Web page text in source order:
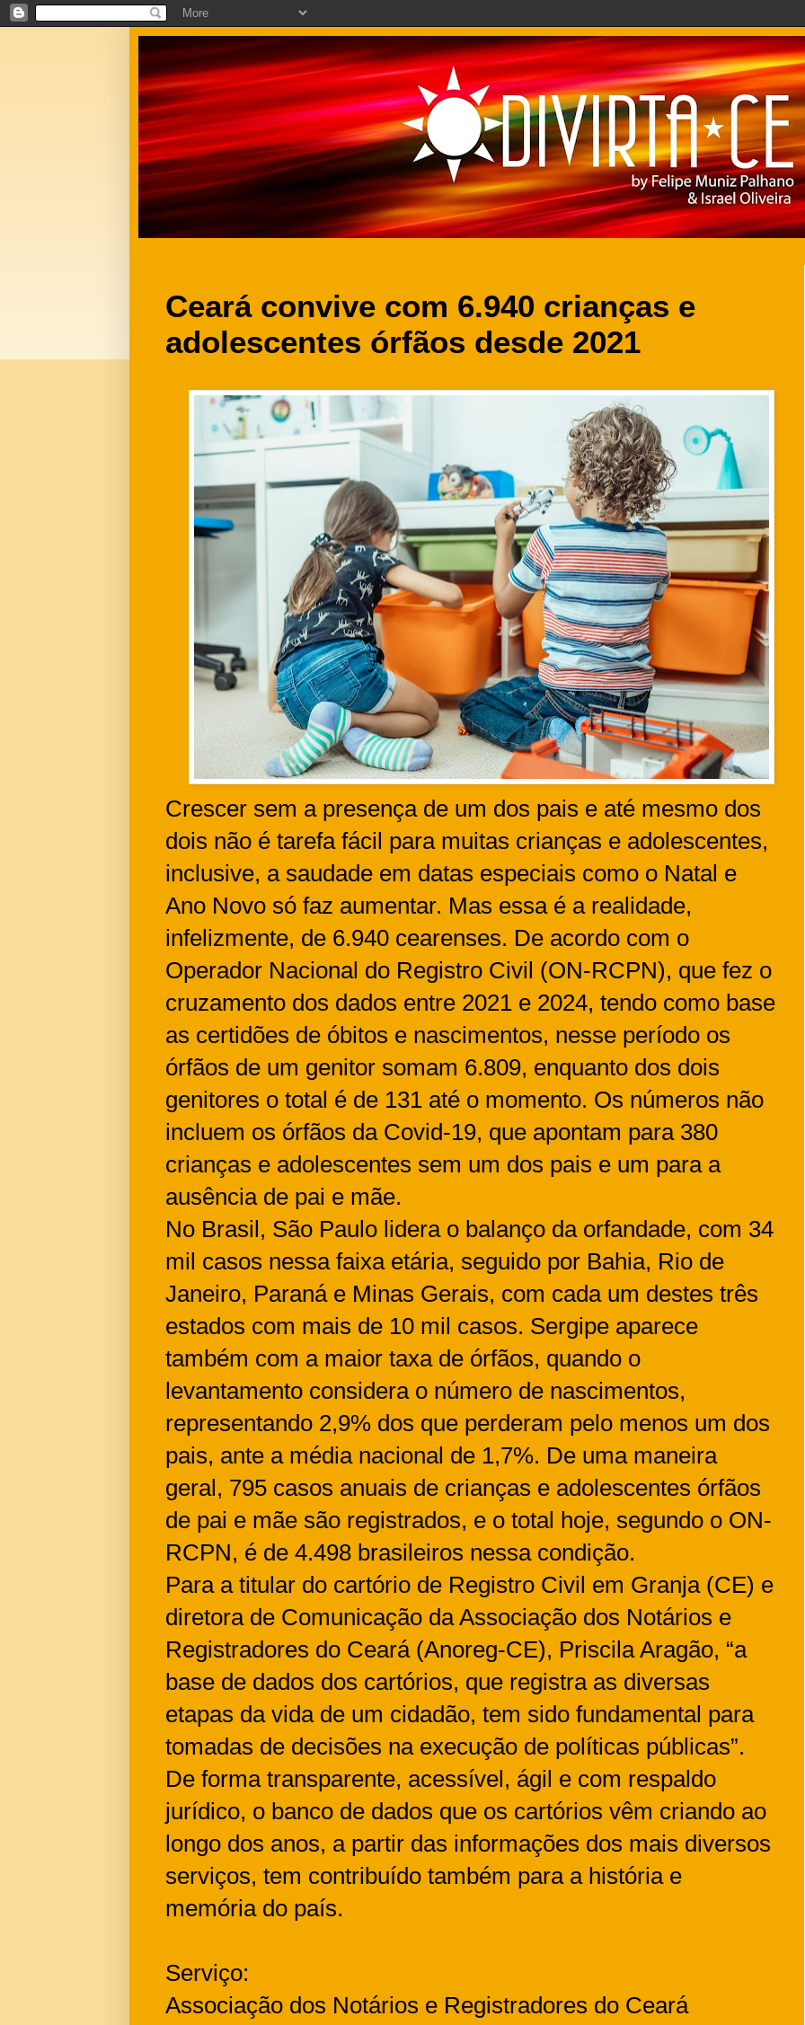
Ceará convive com 6.940 crianças e
adolescentes órfãos desde 2021
Crescer sem a presença de um dos pais e até mesmo dos
dois não é tarefa fácil para muitas crianças e adolescentes,
inclusive, a saudade em datas especiais como o Natal e
Ano Novo só faz aumentar. Mas essa é a realidade,
infelizmente, de 6.940 cearenses. De acordo com o
Operador Nacional do Registro Civil (ON-RCPN), que fez o
cruzamento dos dados entre 2021 e 2024, tendo como base
as certidões de óbitos e nascimentos, nesse período os
órfãos de um genitor somam 6.809, enquanto dos dois
genitores o total é de 131 até o momento. Os números não
incluem os órfãos da Covid-19, que apontam para 380
crianças e adolescentes sem um dos pais e um para a
ausência de pai e mãe.
No Brasil, São Paulo lidera o balanço da orfandade, com 34
mil casos nessa faixa etária, seguido por Bahia, Rio de
Janeiro, Paraná e Minas Gerais, com cada um destes três
estados com mais de 10 mil casos. Sergipe aparece
também com a maior taxa de órfãos, quando o
levantamento considera o número de nascimentos,
representando 2,9% dos que perderam pelo menos um dos
pais, ante a média nacional de 1,7%. De uma maneira
geral, 795 casos anuais de crianças e adolescentes órfãos
de pai e mãe são registrados, e o total hoje, segundo o ON-
RCPN, é de 4.498 brasileiros nessa condição.
Para a titular do cartório de Registro Civil em Granja (CE) e
diretora de Comunicação da Associação dos Notários e
Registradores do Ceará (Anoreg-CE), Priscila Aragão, “a
base de dados dos cartórios, que registra as diversas
etapas da vida de um cidadão, tem sido fundamental para
tomadas de decisões na execução de políticas públicas”.
De forma transparente, acessível, ágil e com respaldo
jurídico, o banco de dados que os cartórios vêm criando ao
longo dos anos, a partir das informações dos mais diversos
serviços, tem contribuído também para a história e
memória do país.
Serviço:
Associação dos Notários e Registradores do Ceará